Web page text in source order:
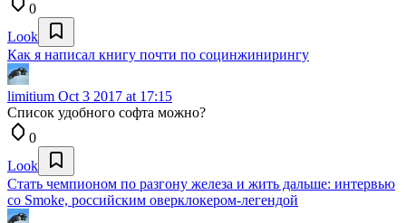
0
Look
Как я написал книгу почти по социнжинирингу
limitium Oct 3 2017 at 17:15
Список удобного софта можно?
0
Look
Стать чемпионом по разгону железа и жить дальше: интервью
со Smoke, российским оверклокером-легендой